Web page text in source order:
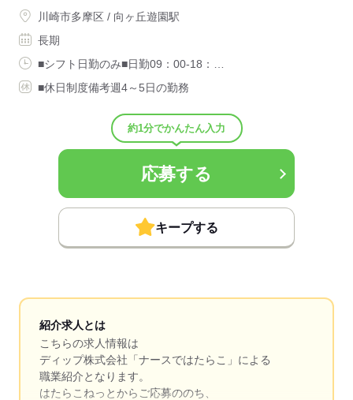
川崎市多摩区 / 向ヶ丘遊園駅
長期
■シフト日勤のみ■日勤09：00-18：…
■休日制度備考週4～5日の勤務
約1分でかんたん入力
応募する
キープする
紹介求人とは
こちらの求人情報は
ディップ株式会社「ナースではたらこ」による
職業紹介となります。
はたらこねっとからご応募ののち、